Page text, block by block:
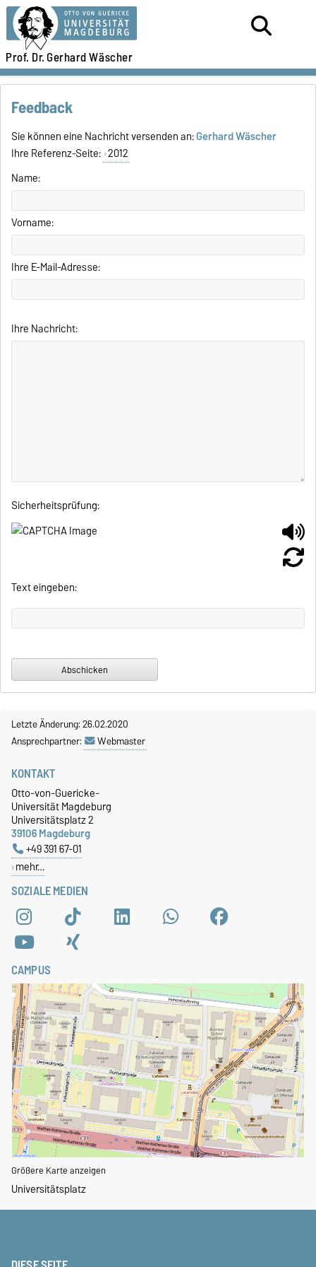
Prof. Dr.Gerhard Wäscher
Feedback
Sie können eine Nachricht versenden an:Gerhard Wäscher
Ihre Referenz-Seite: 2012
Name:
Vorname:
Ihre E-Mail-Adresse:
Ihre Nachricht:
Sicherheitsprüfung:
Text eingeben:
Letzte Änderung: 26.02.2020
Ansprechpartner:
Webmaster
SOZIALE MEDIEN
KONTAKT
Otto-von-Guericke-
Universität Magdeburg
Universitätsplatz 2
39106 Magdeburg
+49 391 67-01
mehr…
CAMPUS
Größere Karte anzeigen
Universitätsplatz